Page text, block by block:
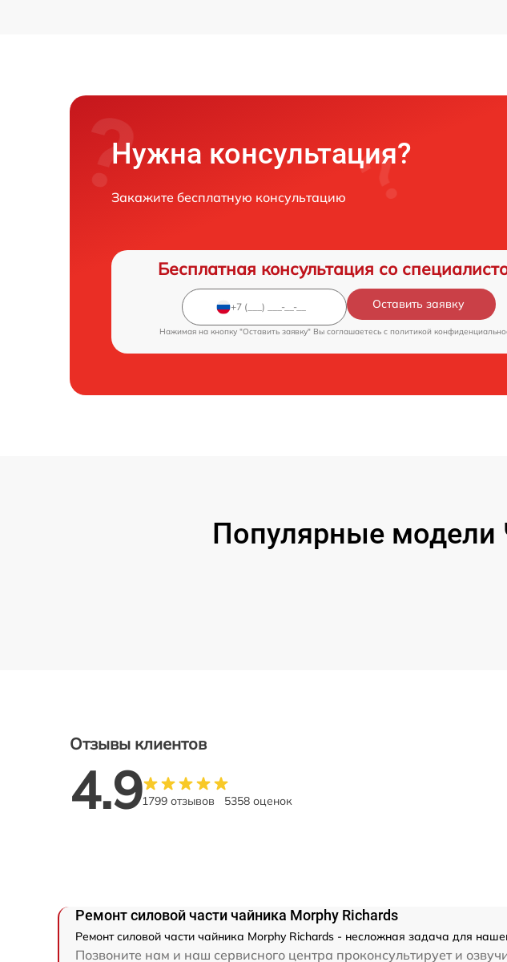
Нужна консультация?
Закажите бесплатную консультацию
Бесплатная консультация со
Оставить заявку
Нажимая на кнопку "Оставить заявку" Вы соглашаетесь c политикой
Популярные модели
Отзывы клиентов
4.91799 отзывов 5358 оценок
Ремонт силовой части чайника Morphy Richards
Ремонт силовой части чайника Morphy Richards - несложная задача для
Позвоните нам и наш сервисного центра проконсультирует и